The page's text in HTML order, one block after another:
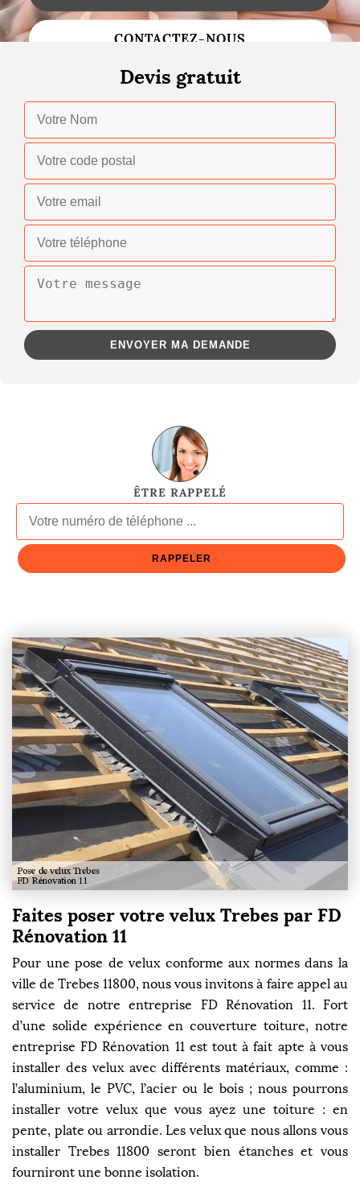
Changement de toiture
Gouttières
Réparation de toiture
CONTACTEZ-NOUS
Devis gratuit
ÊTRE RAPPELÉ
Faites poser votre velux Trebes par FD
Rénovation 11
Pour une pose de velux conforme aux normes dans la
ville de Trebes 11800, nous vous invitons à faire appel au
service de notre entreprise FD Rénovation 11. Fort
d’une solide expérience en couverture toiture, notre
entreprise FD Rénovation 11 est tout à fait apte à vous
installer des velux avec différents matériaux, comme :
l’aluminium, le PVC, l’acier ou le bois ; nous pourrons
installer votre velux que vous ayez une toiture : en
pente, plate ou arrondie. Les velux que nous allons vous
installer Trebes 11800 seront bien étanches et vous
fourniront une bonne isolation.